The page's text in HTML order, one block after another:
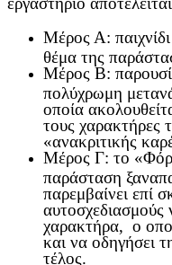
Μέρος Α:
θέμα της
Μέρος Β:
πολύχρωμη
οποία
τους χαρακτήρες
«ανακριτικής
Μέρος Γ: το
παράσταση
παρεμβαίνει επί
αυτοσχεδιασμούς
χαρακτήρα, ο
και να οδηγήσει
τέλος.